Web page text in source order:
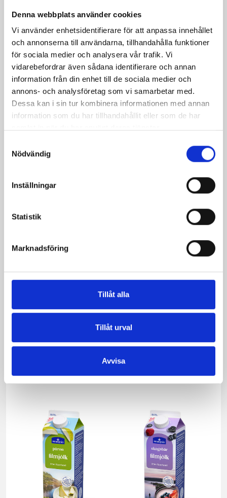
Denna webbplats använder cookies
Vi använder enhetsidentifierare för att anpassa innehållet
och annonserna till användarna, tillhandahålla funktioner
för sociala medier och analysera vår trafik. Vi
vidarebefordrar även sådana identifierare och annan
information från din enhet till de sociala medier och
annons- och analysföretag som vi samarbetar med.
Dessa kan i sin tur kombinera informationen med annan
information som du har tillhandahållit eller som de har
Nödvändig
Inställningar
Statistik
Marknadsföring
Tillåt alla
Tillåt urval
Avvisa
Små knäck-
pannacottas
Krämig citron-&
halloncoupe